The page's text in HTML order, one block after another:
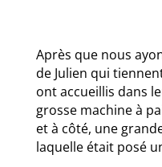
Après que nous
de Julien qui
ont accueillis dans
grosse machine à
et à côté, une
laquelle était posé